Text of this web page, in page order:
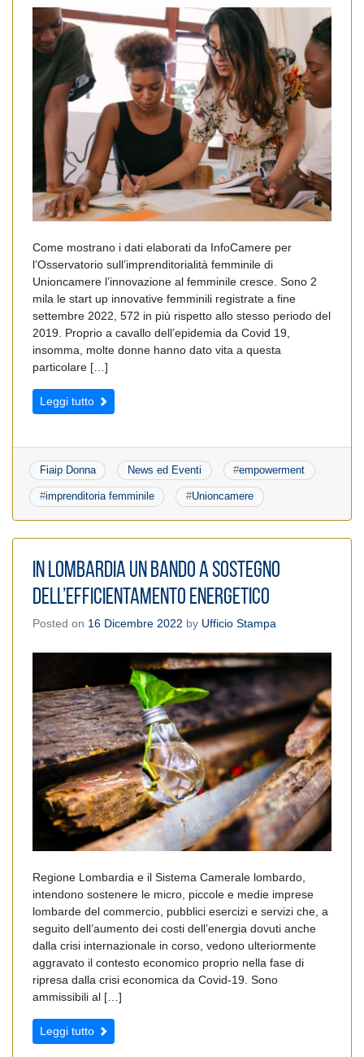
Come mostrano i dati elaborati da InfoCamere per
l’Osservatorio sull’imprenditorialità femminile di
Unioncamere l’innovazione al femminile cresce. Sono 2
mila le start up innovative femminili registrate a fine
settembre 2022, 572 in più rispetto allo stesso periodo del
2019. Proprio a cavallo dell’epidemia da Covid 19,
insomma, molte donne hanno dato vita a questa
particolare […]
Leggi tutto
Fiaip Donna News ed Eventi #empowerment
#imprenditoria femminile #Unioncamere
In Lombardia un bando a sostegno
dell’efficientamento energetico
Posted on 16 Dicembre 2022 by Ufficio Stampa
Regione Lombardia e il Sistema Camerale lombardo,
intendono sostenere le micro, piccole e medie imprese
lombarde del commercio, pubblici esercizi e servizi che, a
seguito dell’aumento dei costi dell’energia dovuti anche
dalla crisi internazionale in corso, vedono ulteriormente
aggravato il contesto economico proprio nella fase di
ripresa dalla crisi economica da Covid-19. Sono
ammissibili al […]
Leggi tutto